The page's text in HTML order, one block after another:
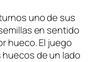
uno de sus
en sentido
hueco. El juego
de un lado